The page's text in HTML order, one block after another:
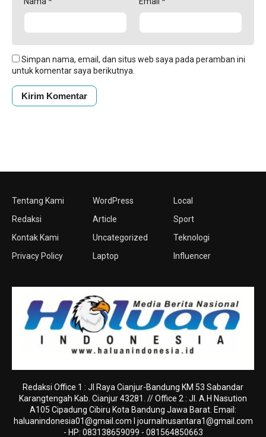
Simpan nama, email, dan situs web saya pada peramban ini
untuk komentar saya berikutnya.
Tentang Kami
Redaksi
Kontak Kami
Privacy Policy
WordPress
Article
Uncategorized
Laptop
Local
Sport
Teknologi
Influencer
Redaksi Office 1 : Jl Raya Cianjur-Bandung KM 53 Sabandar
Karangtengah Kab. Cianjur 43281. // Office 2 : Jl. A.H Nasution
A105 Cipadung Cibiru Kota Bandung Jawa Barat. Email:
haluanindonesia01@gmail.com
journalnusantara1@gmail.com
- HP: 083138659099 - 081564850663